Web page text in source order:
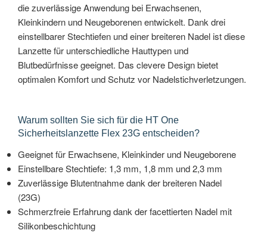
die zuverlässige Anwendung bei Erwachsenen,
Kleinkindern und Neugeborenen entwickelt. Dank drei
einstellbarer Stechtiefen und einer breiteren Nadel ist diese
Lanzette für unterschiedliche Hauttypen und
Blutbedürfnisse geeignet. Das clevere Design bietet
optimalen Komfort und Schutz vor Nadelstichverletzungen.
Warum sollten Sie sich für die HT One
Sicherheitslanzette Flex 23G entscheiden?
Geeignet für Erwachsene, Kleinkinder und Neugeborene
Einstellbare Stechtiefe: 1,3 mm, 1,8 mm und 2,3 mm
Zuverlässige Blutentnahme dank der breiteren Nadel
(23G)
Schmerzfreie Erfahrung dank der facettierten Nadel mit
Silikonbeschichtung